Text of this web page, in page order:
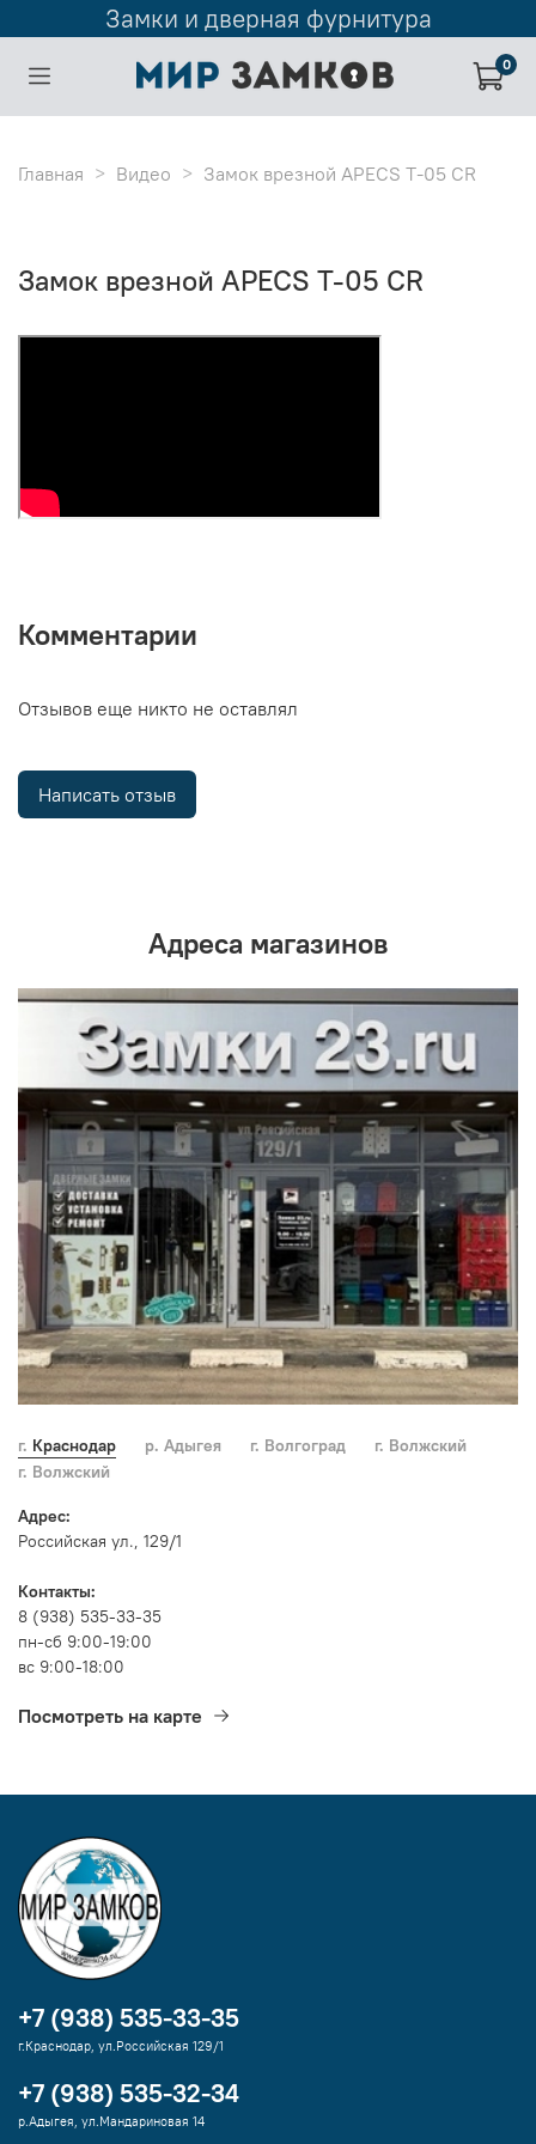
Замки и дверная фурнитура
0
Главная Видео Замок врезной APECS T-05 CR
Замок врезной APECS T-05 CR
Комментарии
Отзывов еще никто не оставлял
Написать отзыв
Адреса магазинов
г. Краснодар р. Адыгея г. Волгоград
г. Волжский
г. Волжский
Адрес:
Российская ул., 129/1
Контакты:
8 (938) 535-33-35
пн-сб 9:00-19:00
вс 9:00-18:00
Посмотреть на карте
+7 (938) 535-33-35
г.Краснодар, ул.Российская 129/1
+7 (938) 535-32-34
р.Адыгея, ул.Мандариновая 14